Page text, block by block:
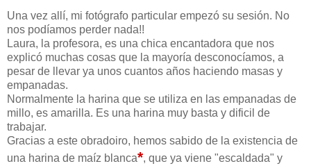
Una vez allí, mi fotógrafo particular empezó su sesión. No
nos podíamos perder nada!!
Laura, la profesora, es una chica encantadora que nos
explicó muchas cosas que la mayoría desconocíamos, a
pesar de llevar ya unos cuantos años haciendo masas y
empanadas.
Normalmente la harina que se utiliza en las empanadas de
millo, es amarilla. Es una harina muy basta y dificil de
trabajar.
Gracias a este obradoiro, hemos sabido de la existencia de
una harina de maíz blanca*, que ya viene "escaldada" y